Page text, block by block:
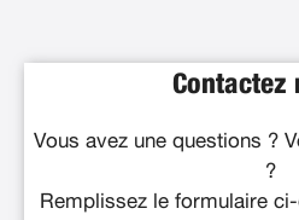
Contactez
Vous avez une questions ?
?
Remplissez le formulaire